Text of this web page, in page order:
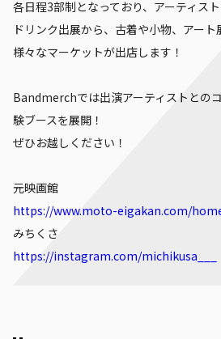
各日程3部制となっており、アーティス
ドリンク出展から、古着や小物、アー
様々なマーケットが出店します！
Bandmerchでは出演アーティストとの
験ブースを展開！
ぜひお越しください！
元映画館
https://www.moto-eigakan.com/
みちくさ
https://instagram.com/michikusa___